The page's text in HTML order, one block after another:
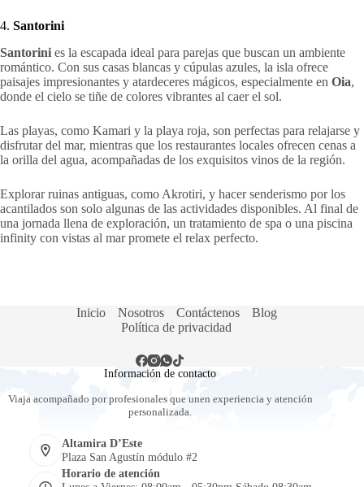
4. Santorini
Santorini es la escapada ideal para parejas que buscan un ambiente
romántico. Con sus casas blancas y cúpulas azules, la isla ofrece
paisajes impresionantes y atardeceres mágicos, especialmente en Oia,
donde el cielo se tiñe de colores vibrantes al caer el sol.
Las playas, como Kamari y la playa roja, son perfectas para relajarse y
disfrutar del mar, mientras que los restaurantes locales ofrecen cenas a
la orilla del agua, acompañadas de los exquisitos vinos de la región.
Explorar ruinas antiguas, como Akrotiri, y hacer senderismo por los
acantilados son solo algunas de las actividades disponibles. Al final de
una jornada llena de exploración, un tratamiento de spa o una piscina
infinity con vistas al mar promete el relax perfecto.
Inicio Nosotros Contáctenos
Blog
Política de privacidad
Información de contacto
Viaja acompañado por profesionales que unen experiencia y atención
personalizada.
Altamira D’Este
Plaza San Agustín módulo #2
Horario de atención